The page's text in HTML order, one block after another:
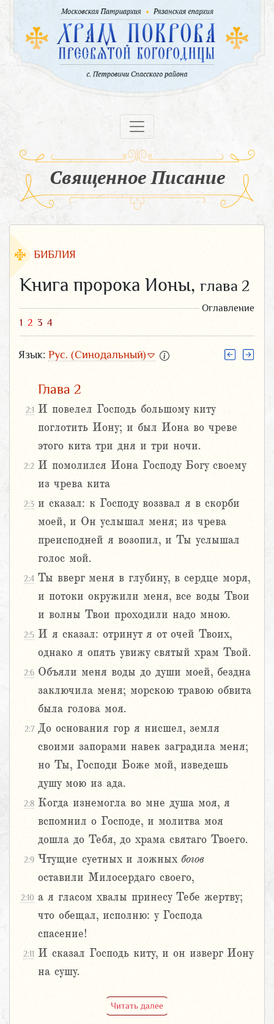
Священное Писание
БИБЛИЯ
Книга пророка Ионы, глава 2
Оглавление
1 2 3 4
Язык: Рус. (Синодальный)
Глава 2
2:1 И повелел Господь большому киту
поглотить Иону; и был Иона во чреве
этого кита три дня и три ночи.
2:2 И помолился Иона Господу Богу своему
из чрева кита
2:3 и сказал: к Господу воззвал я в скорби
моей, и Он услышал меня; из чрева
преисподней я возопил, и Ты услышал
голос мой.
2:4 Ты вверг меня в глубину, в сердце моря,
и потоки окружили меня, все воды Твои
и волны Твои проходили надо мною.
2:5 И я сказал: отринут я от очей Твоих,
однако я опять увижу святый храм Твой.
2:6 Объяли меня воды до души моей, бездна
заключила меня; морскою травою обвита
была голова моя.
2:7 До основания гор я нисшел, земля
своими запорами навек заградила меня;
но Ты, Господи Боже мой, изведешь
душу мою из ада.
2:8 Когда изнемогла во мне душа моя, я
вспомнил о Господе, и молитва моя
дошла до Тебя, до храма святаго Твоего.
2:9 Чтущие суетных и ложных богов
оставили Милосердаго своего,
2:10 а я гласом хвалы принесу Тебе жертву;
что обещал, исполню: у Господа
спасение!
2:11 И сказал Господь киту, и он изверг Иону
на сушу.
Читать далее